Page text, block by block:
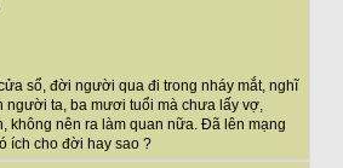
sổ, đời người qua đi trong nháy mắt, nghĩ
người ta, ba mươi tuổi mà chưa lấy vợ,
không nên ra làm quan nữa. Đã lên mạng
ích cho đời hay sao ?